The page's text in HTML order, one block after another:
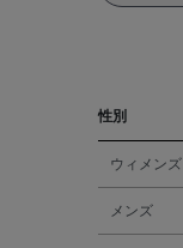
性別
ウィメンズ
メンズ